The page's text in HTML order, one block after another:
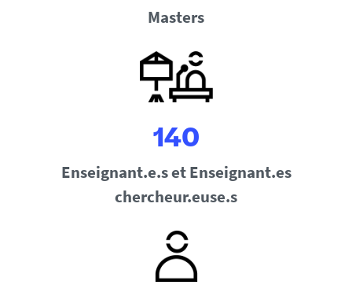
Masters
140
Enseignant.e.s et Enseignant.es
chercheur.euse.s